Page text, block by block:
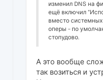
изменил DNS на
ещё включил
вместо системных
оперы - по
стопудово.
А это вообще
так возиться и